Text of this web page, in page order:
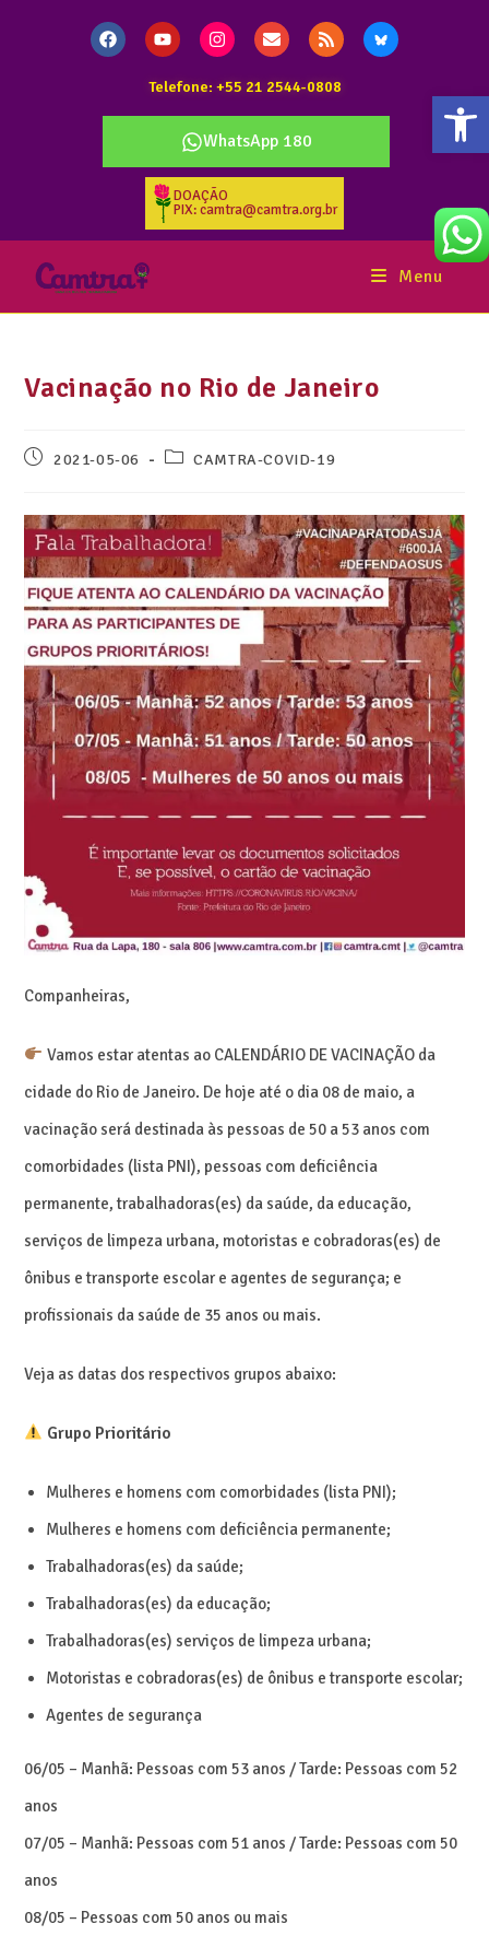
Telefone: +55 21 2544-0808
WhatsApp 180
DOAÇÃO
PIX: camtra@camtra.org.br
Menu
Vacinação no Rio de Janeiro
2021-05-06 CAMTRA-COVID-19
Companheiras,
Vamos estar atentas ao CALENDÁRIO DE VACINAÇÃO da
cidade do Rio de Janeiro. De hoje até o dia 08 de maio, a
vacinação será destinada às pessoas de 50 a 53 anos com
comorbidades (lista PNI), pessoas com deficiência
permanente, trabalhadoras(es) da saúde, da educação,
serviços de limpeza urbana, motoristas e cobradoras(es) de
ônibus e transporte escolar e agentes de segurança; e
profissionais da saúde de 35 anos ou mais.
Veja as datas dos respectivos grupos abaixo:
Grupo Prioritário
Mulheres e homens com comorbidades (lista PNI);
Mulheres e homens com deficiência permanente;
Trabalhadoras(es) da saúde;
Trabalhadoras(es) da educação;
Trabalhadoras(es) serviços de limpeza urbana;
Motoristas e cobradoras(es) de ônibus e transporte escolar;
Agentes de segurança
06/05 – Manhã: Pessoas com 53 anos / Tarde: Pessoas com 52
anos
07/05 – Manhã: Pessoas com 51 anos / Tarde: Pessoas com 50
anos
08/05 – Pessoas com 50 anos ou mais